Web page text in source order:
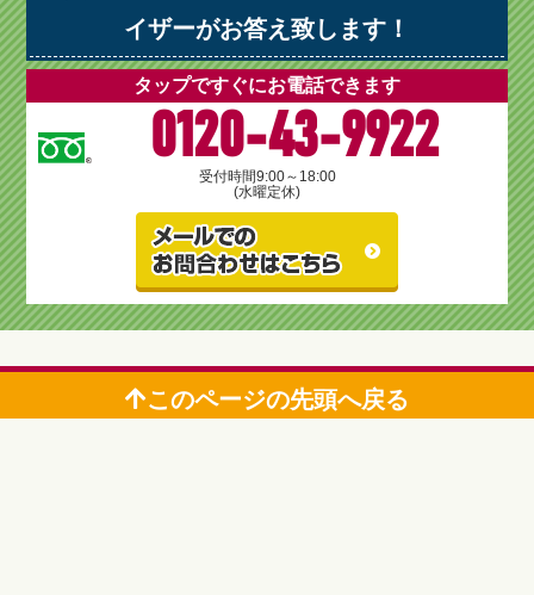
イザーがお答え致します！
タップですぐにお電話できます
0120-43-9922
受付時間9:00～18:00
(水曜定休)
このページの先頭へ戻る